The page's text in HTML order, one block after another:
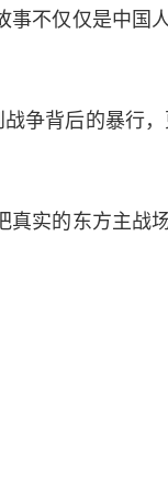
不仅仅是中国人
争背后的暴行，
实的东方主战场